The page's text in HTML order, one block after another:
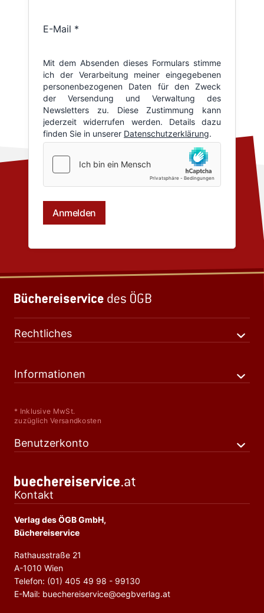
Rechtliches
Informationen
* Inklusive MwSt.
zuzüglich Versandkosten
Benutzerkonto
Kontakt
Verlag des ÖGB GmbH,
Büchereiservice
Rathausstraße 21
A-1010 Wien
Telefon: (01) 405 49 98 - 99130
E-Mail: buechereiservice@oegbverlag.at